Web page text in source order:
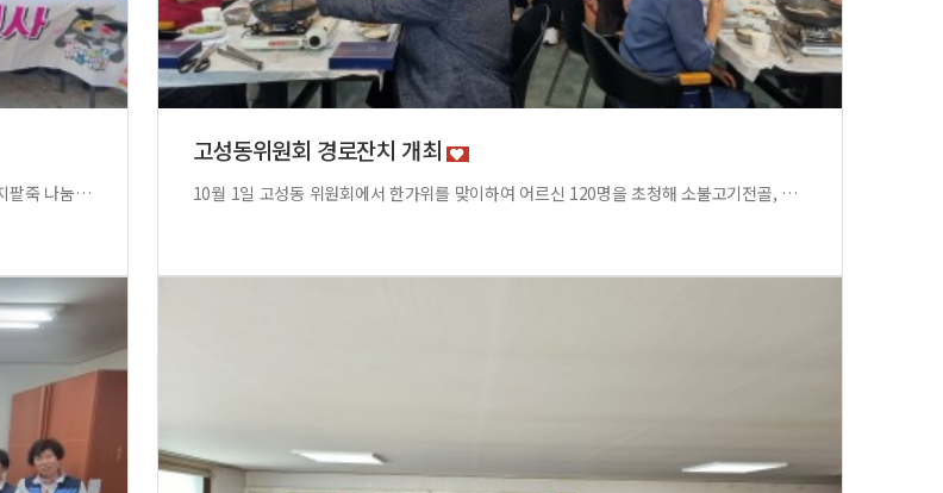
무태조야동 자유총연맹(위원장 신진대)은 12월 22일 동지를 맞아 ‘가마솥 동지팥죽 나눔행사’를 진행하며 가마솥에 정성껏 쑨 팥죽과 시루떡, 과일등을 준비하여 관내 저소득 50세대에 전달하였습니다.
고성동위원회 경로잔치 개최
10월 1일 고성동 위원회에서 한가위를 맞이하여 어르신 120명을 초청해 소불고기전골, 잡채, 떡, 버서튀김등 정성을 다해 준비한 상차림으로 대접하였습니다.